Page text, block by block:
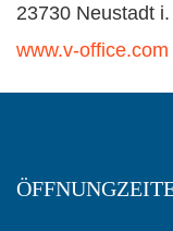
23730 Neustadt i.
www.v-office.com